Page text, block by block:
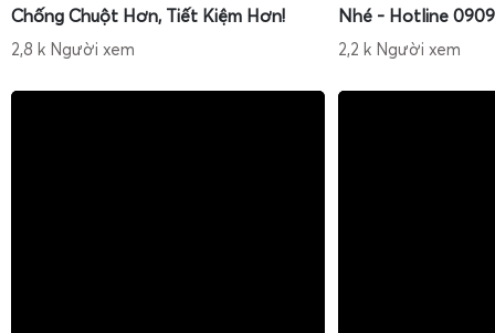
Chống Chuột Hơn, Tiết Kiệm Hơn!
2,8 k Người xem
Nhé - Hotline
2,2 k Người xem